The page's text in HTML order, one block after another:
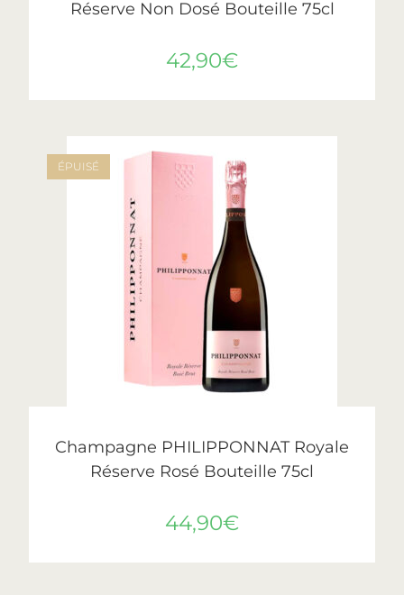
Réserve Non Dosé Bouteille 75cl
42,90€
ÉPUISÉ
Champagne PHILIPPONNAT Royale
Réserve Rosé Bouteille 75cl
44,90€